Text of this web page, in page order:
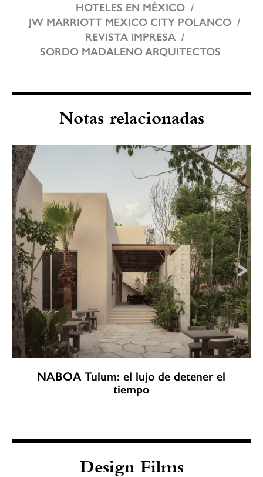
HOTELES EN MÉXICO
JW MARRIOTT MEXICO CITY POLANCO
REVISTA IMPRESA
SORDO MADALENO ARQUITECTOS
Notas relacionadas
NABOA Tulum: el lujo de detener el
tiempo
Design Films